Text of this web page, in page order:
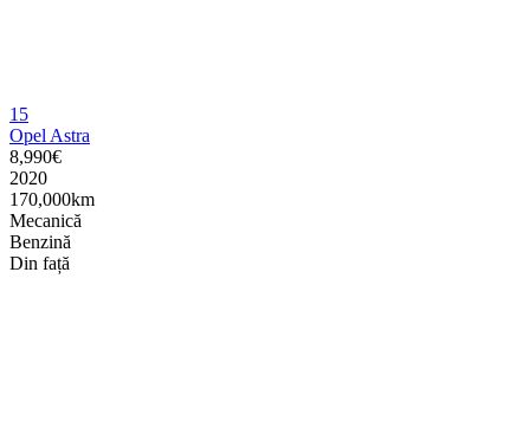
15
Opel Astra
8,990€
2020
170,000km
Mecanică
Benzină
Din față